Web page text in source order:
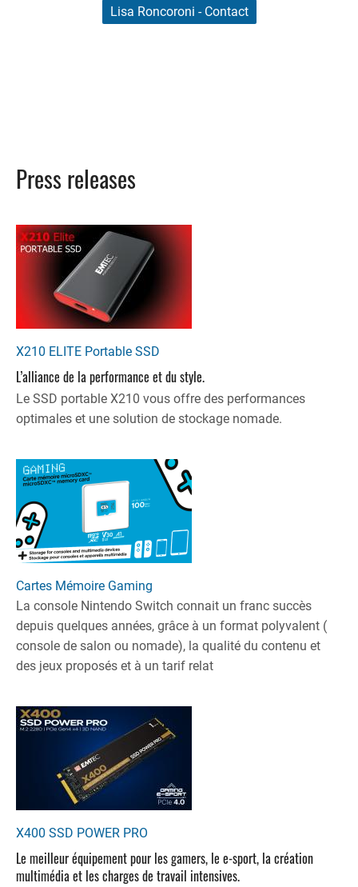
Lisa Roncoroni - Contact
Press releases
X210 ELITE Portable SSD
L’alliance de la performance et du style.
Le SSD portable X210 vous offre des performances
optimales et une solution de stockage nomade.
Cartes Mémoire Gaming
La console Nintendo Switch connait un franc succès
depuis quelques années, grâce à un format polyvalent (
console de salon ou nomade), la qualité du contenu et
des jeux proposés et à un tarif relat
X400 SSD POWER PRO
Le meilleur équipement pour les gamers, le e-sport, la création
multimédia et les charges de travail intensives.